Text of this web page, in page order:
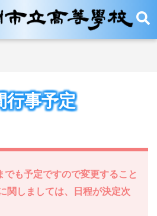
行事予定
でも予定ですので変更すること
関しましては、日程が決定次